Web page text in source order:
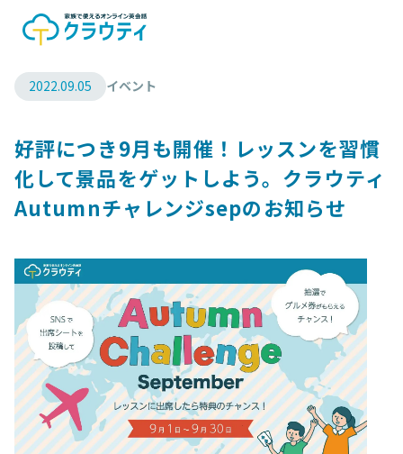
2022.09.05 イベント
好評につき9月も開催！レッスンを習慣
化して景品をゲットしよう。クラウティ
Autumnチャレンジsepのお知らせ